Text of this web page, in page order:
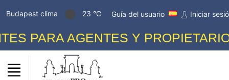
Budapest clima 23 °C Guía del usuario Iniciar
PARA AGENTES Y